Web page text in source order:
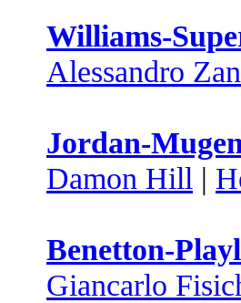
Williams-
Alessandro
Jordan-
Damon Hill |
Benetton-
Giancarlo